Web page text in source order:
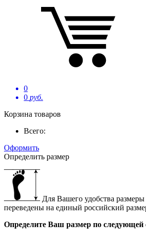
0
0 руб.
Корзина товаров
Всего:
Оформить
Определить размер
Для Вашего удобства размеры
переведены на единый российский
Определите Ваш размер по следующей